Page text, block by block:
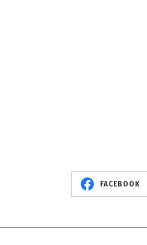
FACEBOOK